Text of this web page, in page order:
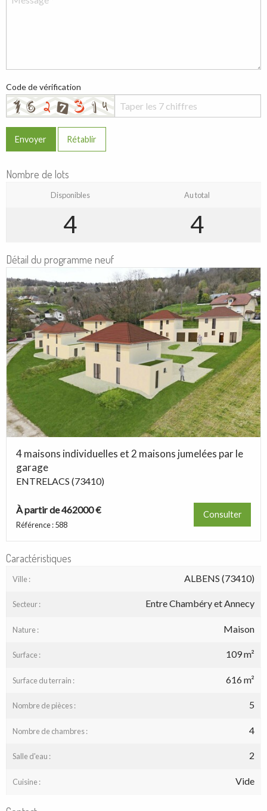
Code de vérification
Envoyer Rétablir
Nombre de lots
Disponibles Au total
4 4
Détail du programme neuf
4 maisons individuelles et 2 maisons jumelées par le
garage
ENTRELACS (73410)
À partir de 462000 €
Référence : 588
Consulter
Caractéristiques
Ville : ALBENS (73410)
Secteur : Entre Chambéry et Annecy
Nature : Maison
Surface : 109 m²
Surface du terrain : 616 m²
Nombre de pièces : 5
Nombre de chambres : 4
Salle d'eau : 2
Cuisine : Vide